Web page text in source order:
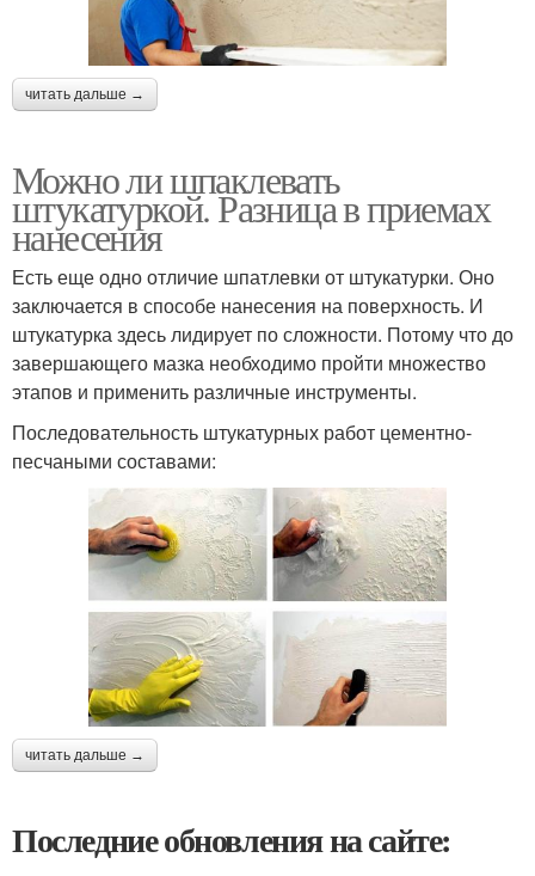
читать дальше →
Можно ли шпаклевать
штукатуркой. Разница в приемах
нанесения
Есть еще одно отличие шпатлевки от штукатурки. Оно
заключается в способе нанесения на поверхность. И
штукатурка здесь лидирует по сложности. Потому что до
завершающего мазка необходимо пройти множество
этапов и применить различные инструменты.
Последовательность штукатурных работ цементно-
песчаными составами:
читать дальше →
Последние обновления на сайте: